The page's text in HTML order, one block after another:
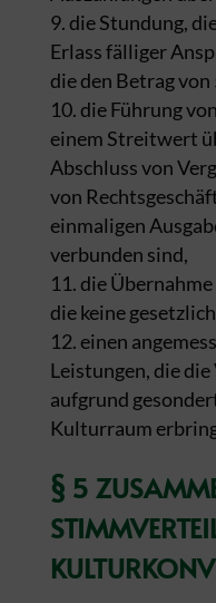
die Stundung,
Erlass fälliger
die den Betrag
die Führung
einem Streitwert
Abschluss von
von
einmaligen
verbunden sind,
die
die keine
einen
Leistungen, die
aufgrund
Kulturraum
§ 5